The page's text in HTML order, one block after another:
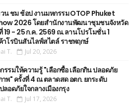
น ชม ช้อป งานมหกรรม OTOP Phuket
2026 โดยสำนักงานพัฒนาชุมชนจังหวัด
19 - 25 ก.ค. 2569 ณ.ลานโปรโมชั่น 1
าโรบินสันไลฟ์สไตล์ ราชพฤกษ์
T. Jul 20, 2026
รรมให้ความรู้ "เลือกซื้อ เลือกกิน ปลอดภัย
พ" ครั้งที่ 4 ณ ตลาดสด อตก. ยกระดับ
อดภัยใจกลางเมืองกรุง
T. Jul 17, 2026